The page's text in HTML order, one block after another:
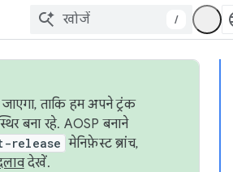
/
ताकि हम अपने ट्रंक
बना रहे. AOSP बनाने
release मेनिफ़ेस्ट ब्रांच,
देखें.